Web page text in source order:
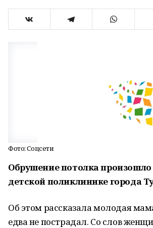
Фото: Соцсети
Обрушение потолка произошло
детской поликлинике города
Об этом рассказала молодая
едва не пострадал. Со слов